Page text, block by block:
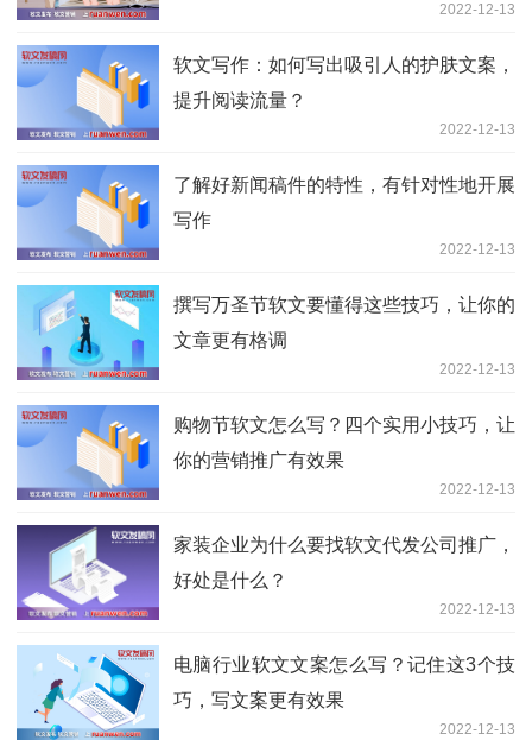
2022-12-13
软文写作：如何写出吸引人的护肤文案，
提升阅读流量？
2022-12-13
了解好新闻稿件的特性，有针对性地开展
写作
2022-12-13
撰写万圣节软文要懂得这些技巧，让你的
文章更有格调
2022-12-13
购物节软文怎么写？四个实用小技巧，让
你的营销推广有效果
2022-12-13
家装企业为什么要找软文代发公司推广，
好处是什么？
2022-12-13
电脑行业软文文案怎么写？记住这3个技
巧，写文案更有效果
2022-12-13